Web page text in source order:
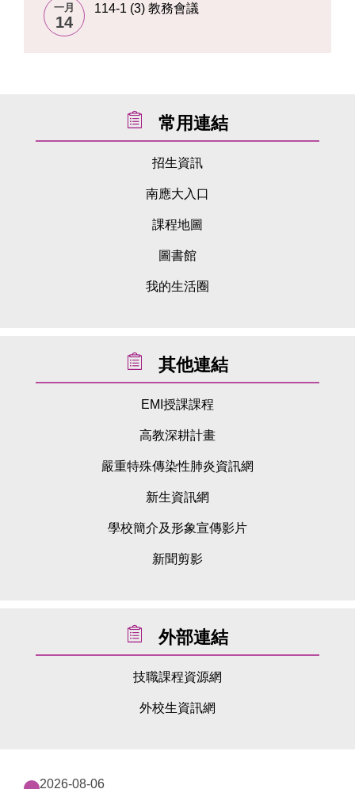
114-1 (3) 教務會議
一月
14
常用連結
招生資訊
南應大入口
課程地圖
圖書館
我的生活圈
其他連結
EMI授課課程
高教深耕計畫
嚴重特殊傳染性肺炎資訊網
新生資訊網
學校簡介及形象宣傳影片
新聞剪影
外部連結
技職課程資源網
外校生資訊網
2026-08-06